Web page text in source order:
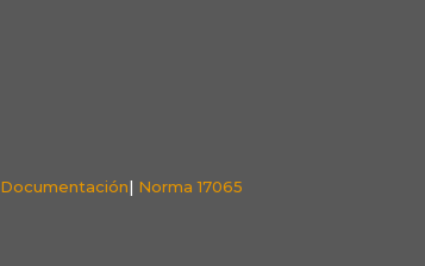
Documentación| Norma 17065